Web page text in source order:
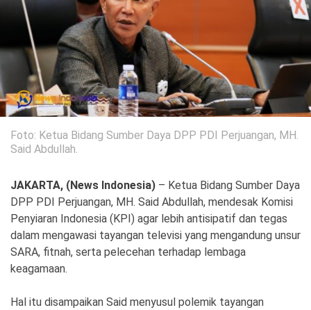
Kuliner
Otomotif
Iptek
Pendidikan Ilmiah
Teknologi
SosBud
Budaya
Wisata
Ekonomi
Indeks Birokrasi
Foto: Ketua Bidang Sumber Daya DPP PDI Perjuangan, MH.
Said Abdullah.
JAKARTA, (News Indonesia) – Ketua Bidang Sumber Daya
DPP PDI Perjuangan, MH. Said Abdullah, mendesak Komisi
Penyiaran Indonesia (KPI) agar lebih antisipatif dan tegas
dalam mengawasi tayangan televisi yang mengandung unsur
SARA, fitnah, serta pelecehan terhadap lembaga
keagamaan.
Hal itu disampaikan Said menyusul polemik tayangan